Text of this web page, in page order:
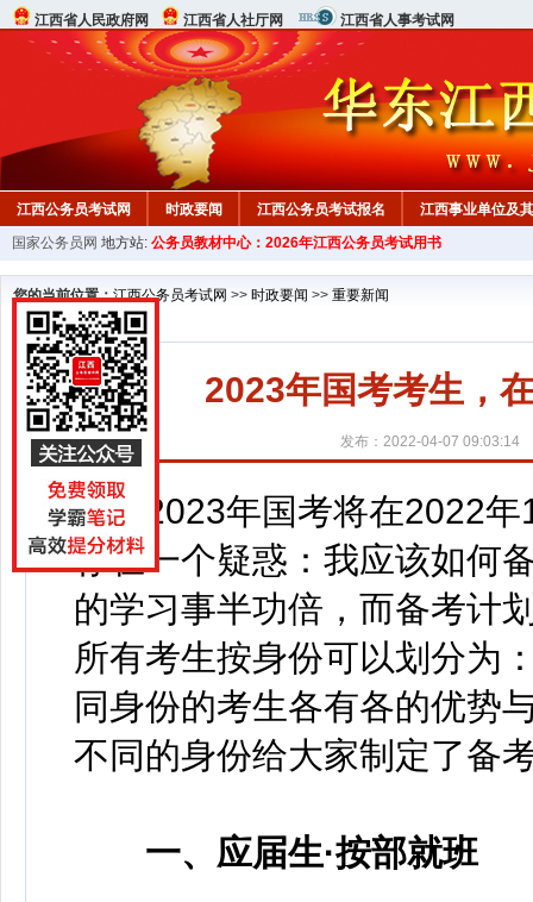
江西省人民政府网 江西省人社厅网 江西省人事考试网
江西公务员考试网 时政要闻 江西公务员考试报名 江西事业单位及
行测真题 在线咨询 教材中心
国家公务员网 地方站: 公务员教材中心：2026年江西公务员考试用书
您的当前位置：江西公务员考试网 >> 时政要闻 >> 重要新闻
2023年国考考生，
发布：2022-04-07 09:03:14
2023年国考将在2022年
存在一个疑惑：我应该如何
的学习事半功倍，而备考计
所有考生按身份可以划分为
同身份的考生各有各的优势
不同的身份给大家制定了备
一、应届生·按部就班